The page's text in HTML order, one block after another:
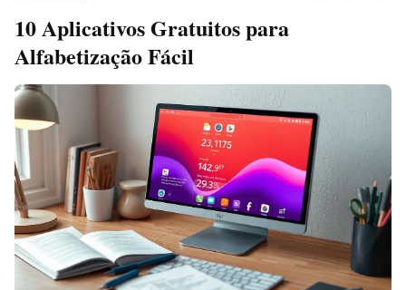
10 Aplicativos Gratuitos para
Alfabetização Fácil